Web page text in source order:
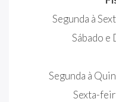
Segunda à
Sábado e
Segunda à
Sexta-